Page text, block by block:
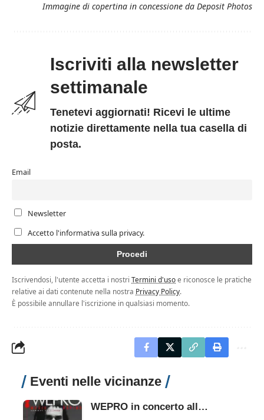
Immagine di copertina in concessione da Deposit Photos
Iscriviti alla newsletter
settimanale
Tenetevi aggiornati! Ricevi le ultime
notizie direttamente nella tua casella di
posta.
Email
Newsletter
Accetto l'informativa sulla privacy.
Iscrivendosi, l'utente accetta i nostri Termini d'usoe riconosce le pratiche
relative ai dati contenute nella nostra Privacy Policy.
È possibile annullare l'iscrizione in qualsiasi momento.
Eventi nelle vicinanze
WEPRO in concerto alla BAHIA di Terracina